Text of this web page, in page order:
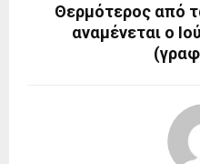
Θερμότερος από
αναμένεται ο